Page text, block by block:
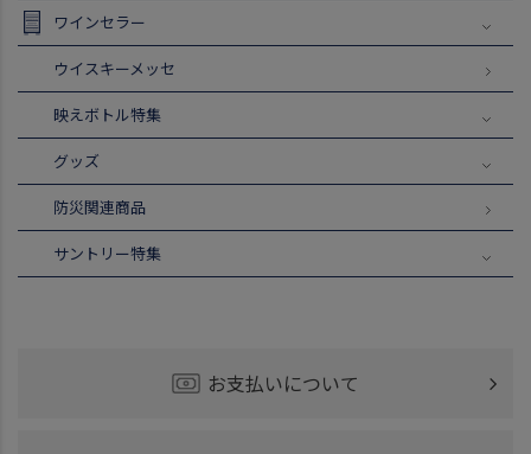
ワインセラー
ウイスキーメッセ
映えボトル特集
グッズ
防災関連商品
サントリー特集
お支払いについて